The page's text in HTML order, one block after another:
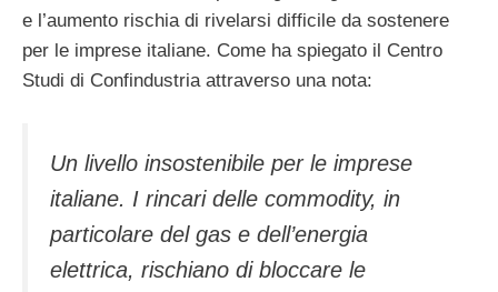
e l’aumento rischia di rivelarsi difficile da sostenere
per le imprese italiane. Come ha spiegato il Centro
Studi di Confindustria attraverso una nota:
Un livello insostenibile per le imprese
italiane. I rincari delle commodity, in
particolare del gas e dell’energia
elettrica, rischiano di bloccare le